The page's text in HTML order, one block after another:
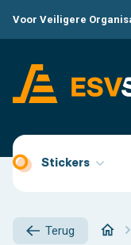
Voor Veiligere
Stickers
Terug